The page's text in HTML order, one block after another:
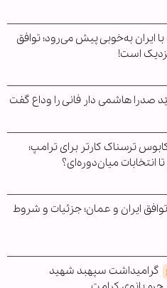
ایران به‌خوبی پیش می‌رود؛ توافق
است!
صدرا هاشمی دار فانی را وداع گفت
ترسناک کارتر برای ترامپ؛
انتخابات میان‌دوره‌ای؟
توافق ایران و عمان؛ جزئیات و شروط
گرامیداشت سپهبد شهید